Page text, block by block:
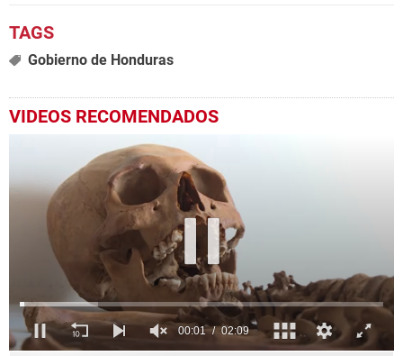
Gobierno de Honduras
VIDEOS RECOMENDADOS